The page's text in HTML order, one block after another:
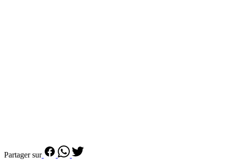
Partager sur